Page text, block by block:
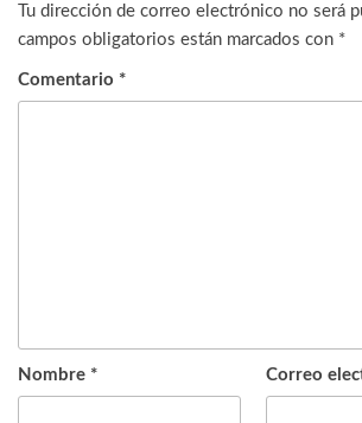
Tu dirección de correo electrónico no será
campos obligatorios están marcados con *
Comentario *
Nombre * Correo